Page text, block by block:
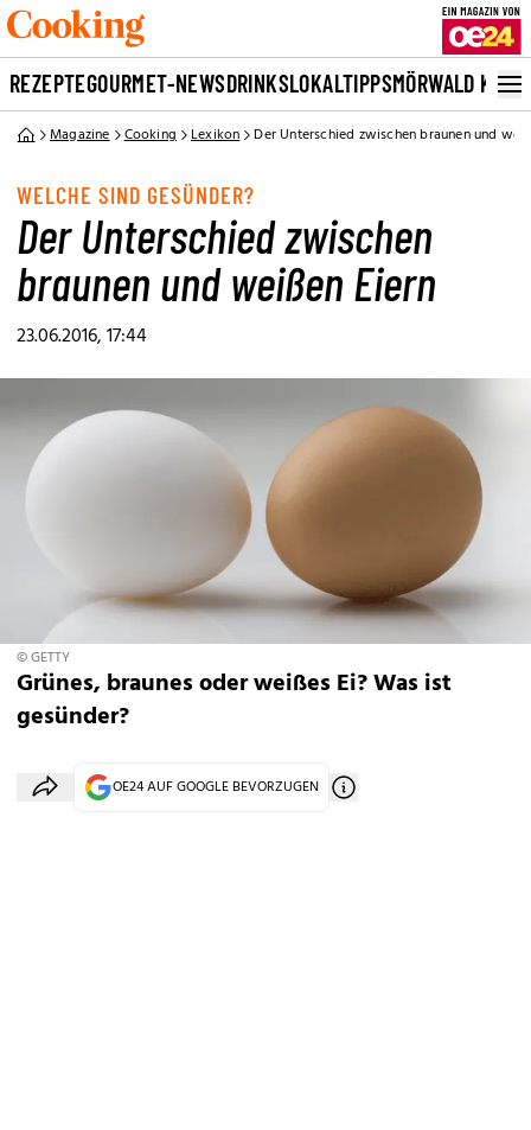
REZEPTEGOURMET-NEWSDRINKSLOKALTIPPSMÖRWALD
Magazine Cooking Lexikon Der Unterschied zwischen braunen und
WELCHE SIND GESÜNDER?
Der Unterschied zwischen
braunen und weißen Eiern
23.06.2016, 17:44
© GETTY
Grünes, braunes oder weißes Ei? Was ist
gesünder?
OE24 AUF GOOGLE BEVORZUGEN